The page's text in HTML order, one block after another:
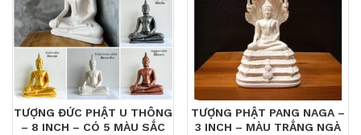
TƯỢNG ĐỨC PHẬT U THÔNG
– 8 INCH – CÓ 5 MÀU SẮC
TƯỢNG PHẬT PANG NAGA –
3 INCH – MÀU TRẮNG NGÀ